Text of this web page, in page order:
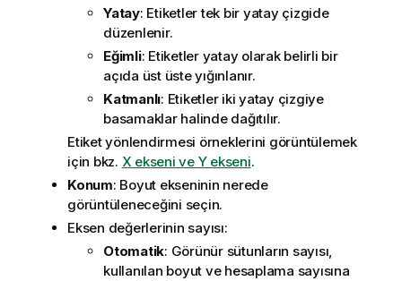
Yatay: Etiketler tek bir yatay çizgide
düzenlenir.
Eğimli: Etiketler yatay olarak belirli bir
açıda üst üste yığınlanır.
Katmanlı: Etiketler iki yatay çizgiye
basamaklar halinde dağıtılır.
Etiket yönlendirmesi örneklerini görüntülemek
için bkz. X ekseni ve Y ekseni.
Konum: Boyut ekseninin nerede
görüntüleneceğini seçin.
Eksen değerlerinin sayısı:
Otomatik: Görünür sütunların sayısı,
kullanılan boyut ve hesaplama sayısına